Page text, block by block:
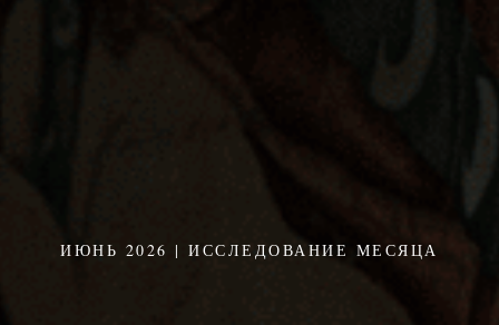
ИЮНЬ 2026 | ИССЛЕДОВАНИЕ МЕСЯЦА